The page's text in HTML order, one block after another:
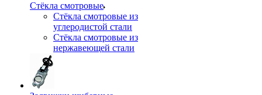
Стёкла смотровые
Стёкла смотровые из
углеродистой стали
Стёкла смотровые из
нержавеющей стали